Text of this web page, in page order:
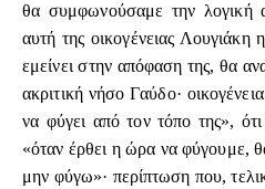
θα συμφωνούσαμε την λογική
αυτή της οικογένειας
εμείνει στην απόφαση της, θα
ακριτική νήσο Γαύδο·
να φύγει από τον τόπο της»,
«όταν έρθει η ώρα να φύγουμε,
μην φύγω»· περίπτωση που,